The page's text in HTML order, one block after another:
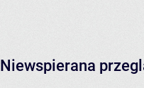
Niewspierana